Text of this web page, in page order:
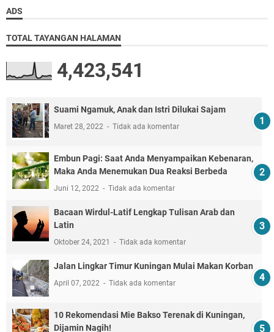
ADS
TOTAL TAYANGAN HALAMAN
4,423,541
Suami Ngamuk, Anak dan Istri Dilukai Sajam
Maret 28, 2022 Tidak ada komentar
Embun Pagi: Saat Anda Menyampaikan Kebenaran,
Maka Anda Menemukan Dua Reaksi Berbeda
Juni 12, 2022 Tidak ada komentar
Bacaan Wirdul-Latif Lengkap Tulisan Arab dan
Latin
Oktober 24, 2021 Tidak ada komentar
Jalan Lingkar Timur Kuningan Mulai Makan Korban
April 07, 2022 Tidak ada komentar
10 Rekomendasi Mie Bakso Terenak di Kuningan,
Dijamin Nagih!